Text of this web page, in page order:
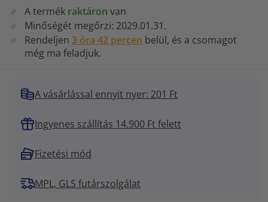
A termék raktáron van
Minőségét megőrzi: 2029.01.31.
Rendeljen 3 óra 42 percen belül, és a csomagot
még ma feladjuk.
A vásárlással ennyit nyer: 201 Ft
Ingyenes szállítás 14.900 Ft felett
Fizetési mód
MPL, GLS futárszolgálat